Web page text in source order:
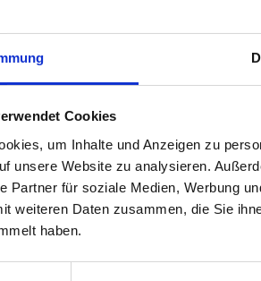
Cookies
um Inhalte und Anzeigen zu
unsere Website zu analysieren.
Partner für soziale Medien, Werbung
weiteren Daten zusammen, die Sie
haben.